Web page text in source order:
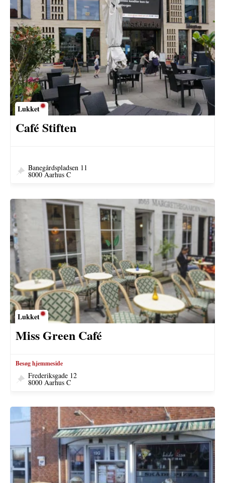
Lukket
Café Stiften
Banegårdspladsen 11
8000 Aarhus C
Lukket
Miss Green Café
Besøg hjemmeside
Frederiksgade 12
8000 Aarhus C